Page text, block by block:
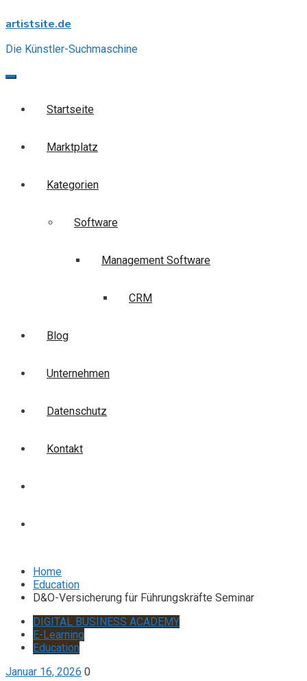
to
artistsite.de
Die Künstler-Suchmaschine
Startseite
Marktplatz
Kategorien
Software
Management Software
CRM
Blog
Unternehmen
Datenschutz
Kontakt
Home
Education
D&O-Versicherung für Führungskräfte Seminar
DIGITAL BUSINESS ACADEMY
E-Learning
Education
Januar 16, 2026 0